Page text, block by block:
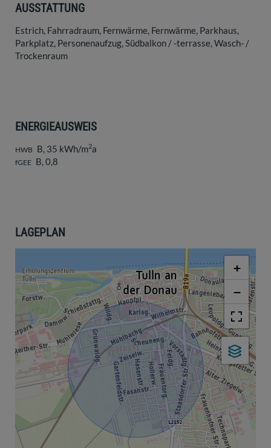
AUSSTATTUNG
Estrich Fahrradraum Fernwärme Fernwärme Parkhaus
Parkplatz Personenaufzug Südbalkon / -terrasse Wasch- /
Trockenraum
ENERGIEAUSWEIS
HWB B, 35 kWh/m2a
fGEE B, 0,8
LAGEPLAN
+
−